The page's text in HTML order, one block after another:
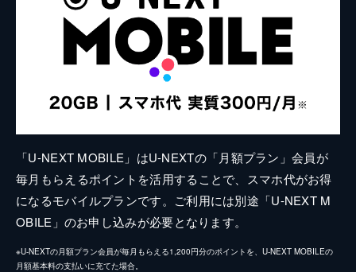
「U-NEXT MOBILE」はU-NEXTの「月額プラン」会員が
毎月もらえるポイントを活用することで、スマホ代がお得
になるモバイルプランです。ご利用には別途「U-NEXT M
OBILE」のお申し込みが必要となります。
※U-NEXTの月額プラン会員が毎月もらえる1,200円分のポイントを、U-NEXT MOBILEの
月額基本料の支払いに充てた場合。